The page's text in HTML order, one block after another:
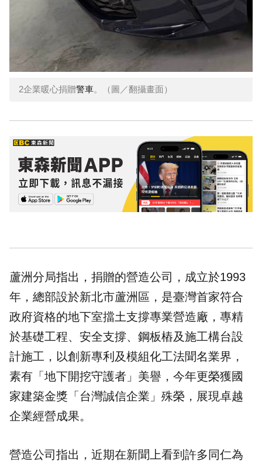
2企業暖心捐贈警車。（圖／翻攝畫面）
蘆洲分局指出，捐贈的營造公司，成立於1993
年，總部設於新北市蘆洲區，是臺灣首家符合
政府資格的地下室擋土支撐專業營造廠，專精
於基礎工程、安全支撐、鋼板樁及施工構台設
計施工，以創新專利及模組化工法聞名業界，
素有「地下開挖守護者」美譽，今年更榮獲國
家建築金獎「台灣誠信企業」殊榮，展現卓越
企業經營成果。
營造公司指出，近期在新聞上看到許多同仁為